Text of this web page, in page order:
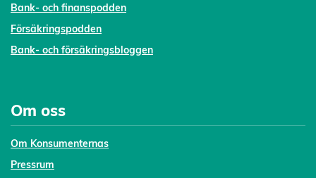
Bank- och finanspodden
Försäkringspodden
Bank- och försäkringsbloggen
Om oss
Om Konsumenternas
Pressrum